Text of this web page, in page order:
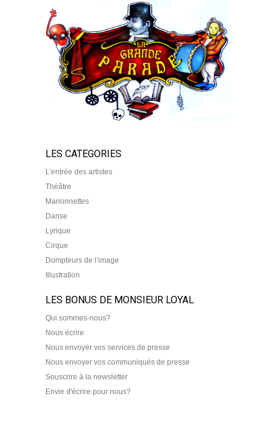
LES CATEGORIES
L’entrée des artistes
Théâtre
Marionnettes
Danse
Lyrique
Cirque
Dompteurs de l’image
Illustration
LES BONUS DE MONSIEUR LOYAL
Qui sommes-nous?
Nous écrire
Nous envoyer vos services de presse
Nous envoyer vos communiqués de presse
Souscrire à la newsletter
Envie d'écrire pour nous?